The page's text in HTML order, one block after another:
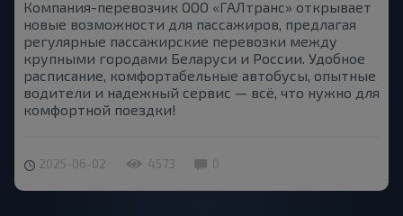
Компания-перевозчик ООО «ГАЛтранс» открывает
новые возможности для пассажиров, предлагая
регулярные пассажирские перевозки между
крупными городами Беларуси и России. Удобное
расписание, комфортабельные автобусы, опытные
водители и надежный сервис — всё, что нужно для
комфортной поездки!
2025-06-02 4573 0